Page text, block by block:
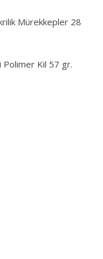
Mürekkepler 28
Polimer Kil 57 gr.